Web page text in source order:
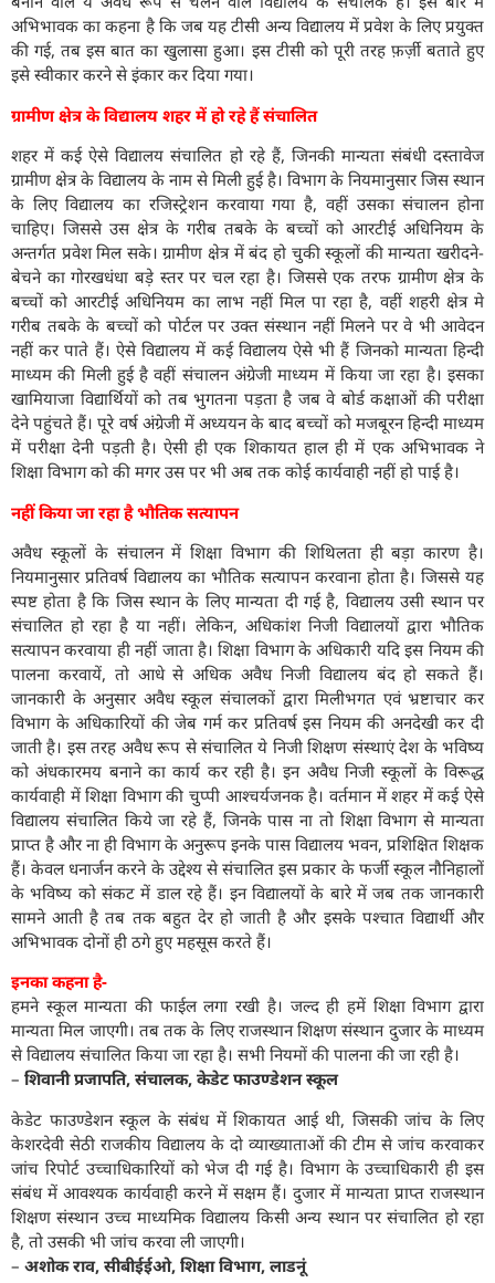
अभिभावक का कहना है कि जब यह टीसी अन्य विद्यालय में प्रवेश के लिए प्रयुक्त
की गई, तब इस बात का खुलासा हुआ। इस टीसी को पूरी तरह फ़र्ज़ी बताते हुए
इसे स्वीकार करने से इंकार कर दिया गया।
ग्रामीण क्षेत्र के विद्यालय शहर में हो रहे हैं संचालित
शहर में कई ऐसे विद्यालय संचालित हो रहे हैं, जिनकी मान्यता संबंधी दस्तावेज
ग्रामीण क्षेत्र के विद्यालय के नाम से मिली हुई है। विभाग के नियमानुसार जिस स्थान
के लिए विद्यालय का रजिस्ट्रेशन करवाया गया है, वहीं उसका संचालन होना
चाहिए। जिससे उस क्षेत्र के गरीब तबके के बच्चों को आरटीई अधिनियम के
अन्तर्गत प्रवेश मिल सके। ग्रामीण क्षेत्र में बंद हो चुकी स्कूलों की मान्यता खरीदने-
बेचने का गाेरखधंधा बड़े स्तर पर चल रहा है। जिससे एक तरफ ग्रामीण क्षेत्र के
बच्चों को आरटीई अधिनियम का लाभ नहीं मिल पा रहा है, वहीं शहरी क्षेत्र मे
गरीब तबके के बच्चों को पोर्टल पर उक्त संस्थान नहीं मिलने पर वे भी आवेदन
नहीं कर पाते हैं। ऐसे विद्यालय में कई विद्यालय ऐसे भी हैं जिनको मान्यता हिन्दी
माध्यम की मिली हुई है वहीं संचालन अंग्रेजी माध्यम में किया जा रहा है। इसका
खामियाजा विद्यार्थियों को तब भुगतना पड़ता है जब वे बोर्ड कक्षाओं की परीक्षा
देने पहुंचते हैं। पूरे वर्ष अंग्रेजी में अध्ययन के बाद बच्चों को मजबूरन हिन्दी माध्यम
में परीक्षा देनी पड़ती है। ऐसी ही एक शिकायत हाल ही में एक अभिभावक ने
शिक्षा विभाग को की मगर उस पर भी अब तक कोई कार्यवाही नहीं हो पाई है।
नहीं किया जा रहा है भौतिक सत्यापन
अवैध स्कूलों के संचालन में शिक्षा विभाग की शिथिलता ही बड़ा कारण है।
नियमानुसार प्रतिवर्ष विद्यालय का भौतिक सत्यापन करवाना होता है। जिससे यह
स्पष्ट होता है कि जिस स्थान के लिए मान्यता दी गई है, विद्यालय उसी स्थान पर
संचालित हो रहा है या नहीं। लेकिन, अधिकांश निजी विद्यालयों द्वारा भौतिक
सत्यापन करवाया ही नहीं जाता है। शिक्षा विभाग के अधिकारी यदि इस नियम की
पालना करवायें, तो आधे से अधिक अवैध निजी विद्यालय बंद हो सकते हैं।
जानकारी के अनुसार अवैध स्कूल संचालकों द्वारा मिलीभगत एवं भ्रष्टाचार कर
विभाग के अधिकारियों की जेब गर्म कर प्रतिवर्ष इस नियम की अनदेखी कर दी
जाती है। इस तरह अवैध रूप से संचालित ये निजी शिक्षण संस्थाएं देश के भविष्य
को अंधकारमय बनाने का कार्य कर रही है। इन अवैध निजी स्कूलों के विरूद्ध
कार्यवाही में शिक्षा विभाग की चुप्पी आश्चर्यजनक है। वर्तमान में शहर में कई ऐसे
विद्यालय संचालित किये जा रहे हैं, जिनके पास ना तो शिक्षा विभाग से मान्यता
प्राप्त है और ना ही विभाग के अनुरूप इनके पास विद्यालय भवन, प्रशिक्षित शिक्षक
हैं। केवल धनार्जन करने के उद्देश्य से संचालित इस प्रकार के फर्जी स्कूल नौनिहालों
के भविष्य को संकट में डाल रहे हैं। इन विद्यालयों के बारे में जब तक जानकारी
सामने आती है तब तक बहुत देर हो जाती है और इसके पश्चात विद्यार्थी और
अभिभावक दोनों ही ठगे हुए महसूस करते हैं।
इनका कहना है-
हमने स्कूल मान्यता की फाईल लगा रखी है। जल्द ही हमें शिक्षा विभाग द्वारा
मान्यता मिल जाएगी। तब तक के लिए राजस्थान शिक्षण संस्थान दुजार के माध्यम
से विद्यालय संचालित किया जा रहा है। सभी नियमों की पालना की जा रही है।
– शिवानी प्रजापति, संचालक, केडेट फाउण्डेशन स्कूल
केडेट फाउण्डेशन स्कूल के संबंध में शिकायत आई थी, जिसकी जांच के लिए
केशरदेवी सेठी राजकीय विद्यालय के दो व्याख्याताओं की टीम से जांच करवाकर
जांच रिपोर्ट उच्चाधिकारियों को भेज दी गई है। विभाग के उच्चाधिकारी ही इस
संबंध में आवश्यक कार्यवाही करने में सक्षम हैं। दुजार में मान्यता प्राप्त राजस्थान
शिक्षण संस्थान उच्च माध्यमिक विद्यालय किसी अन्य स्थान पर संचालित हो रहा
है, तो उसकी भी जांच करवा ली जाएगी।
– अशोक राव, सीबीईईओ, शिक्षा विभाग, लाडनूं